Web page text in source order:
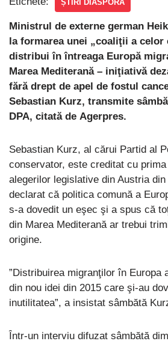
ȘTIRI DIASPORA
Ministrul de externe german
la formarea unei „coaliţii a celor
distribui în întreaga Europă
Marea Mediterană – iniţiativă
fără drept de apel de fostul
Sebastian Kurz, transmite
DPA, citată de Agerpres.
Sebastian Kurz, al cărui Partid al
conservator, este creditat cu
alegerilor legislative din Austria
declarat că politica comună a
s-a dovedit un eşec şi a spus că
din Marea Mediterană ar trebui
origine.
”Distribuirea migranţilor în Europa
din nou idei din 2015 care şi-au
inutilitatea”, a insistat sâmbătă
Într-un interviu difuzat sâmbătă